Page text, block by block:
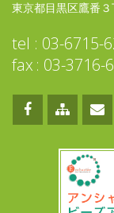
東京都目黒区鷹番
tel : 03-6715-
fax : 03-3716-